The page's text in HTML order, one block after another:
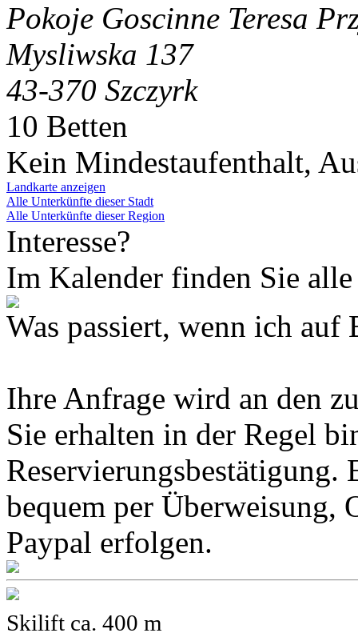
Pokoje Goscinne Teresa
Mysliwska 137
43-370 Szczyrk
10 Betten
Kein Mindestaufenthalt,
Landkarte anzeigen
Alle Unterkünfte dieser Stadt
Alle Unterkünfte dieser Region
Interesse?
Im Kalender finden Sie
Was passiert, wenn ich
Ihre Anfrage wird an den
Sie erhalten in der Regel
Reservierungsbestätigung.
bequem per Überweisung,
Paypal erfolgen.
Skilift ca. 400 m